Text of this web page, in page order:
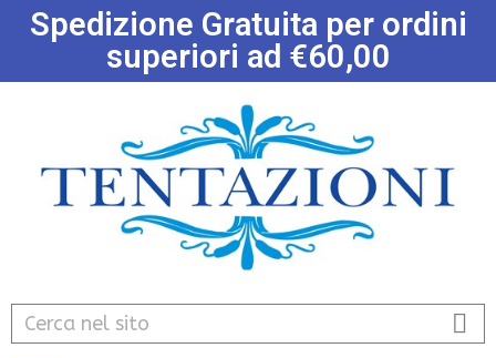
Spedizione Gratuita per ordini
superiori ad €60,00